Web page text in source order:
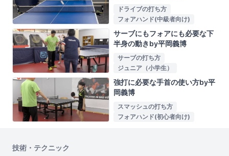
ドライブの打ち方
フォアハンド(中級者向け)
サーブにもフォアにも必要な下
半身の動きby平岡義博
サーブの打ち方
ジュニア（小学生）
強打に必要な手首の使い方by平
岡義博
スマッシュの打ち方
フォアハンド(初心者向け)
技術・テクニック